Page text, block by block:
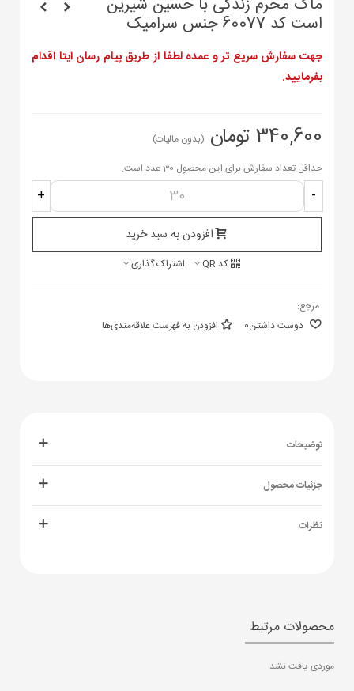
ماگ محرم زندگی با حسین شیرین
است کد 60077 جنس سرامیک
جهت سفارش سریع تر و عمده لطفا از طریق پیام رسان ایتا اقدام
بفرمایید.
340,600 تومان
(بدون مالیات)
حداقل تعداد سفارش برای این محصول 30 عدد است.
-
+
افزودن به سبد خرید
کد QR اشتراک گذاری
مرجع:
دوست داشتن0 افزودن به فهرست علاقه‌مندی‌ها
توضیحات
جزئیات محصول
نظرات
محصولات مرتبط
موردی یافت نشد